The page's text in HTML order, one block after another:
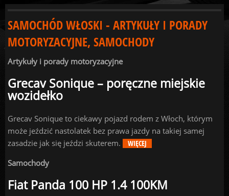
SAMOCHÓD WŁOSKI - ARTYKUŁY I PORADY
MOTORYZACYJNE, SAMOCHODY
Artykuły i porady motoryzacyjne
Grecav Sonique – poręczne miejskie
wozidełko
Grecav Sonique to ciekawy pojazd rodem z Włoch, którym
może jeździć nastolatek bez prawa jazdy na takiej samej
zasadzie jak się jeździ skuterem.
WIĘCEJ
Samochody
Fiat Panda 100 HP 1.4 100KM